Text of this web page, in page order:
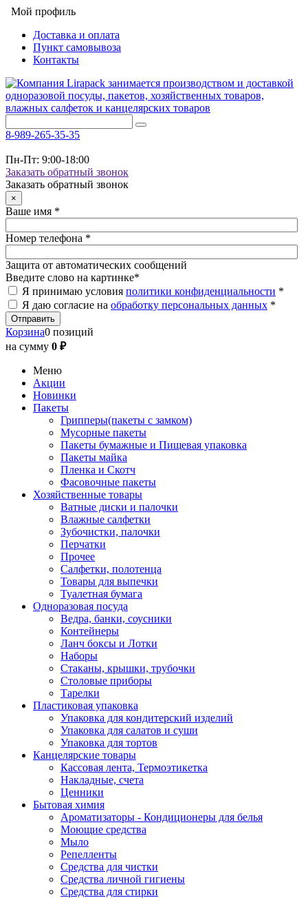
Мой профиль
Доставка и оплата
Пункт самовывоза
Контакты
8-989-265-35-35
Пн-Пт: 9:00-18:00
Заказать обратный звонок
Заказать обратный звонок
×
Ваше имя *
Номер телефона *
Защита от автоматических сообщений
Введите слово на картинке*
Я принимаю условия политики конфиденциальности *
Я даю согласие на обработку персональных данных *
Корзина0 позиций
на сумму 0 ₽
Меню
Акции
Новинки
Пакеты
Грипперы(пакеты с замком)
Мусорные пакеты
Пакеты бумажные и Пищевая упаковка
Пакеты майка
Пленка и Скотч
Фасовочные пакеты
Хозяйственные товары
Ватные диски и палочки
Влажные салфетки
Зубочистки, палочки
Перчатки
Прочее
Салфетки, полотенца
Товары для выпечки
Туалетная бумага
Одноразовая посуда
Ведра, банки, соусники
Контейнеры
Ланч боксы и Лотки
Наборы
Стаканы, крышки, трубочки
Столовые приборы
Тарелки
Пластиковая упаковка
Упаковка для кондитерский изделий
Упаковка для салатов и суши
Упаковка для тортов
Канцелярские товары
Кассовая лента, Термоэтикетка
Накладные, счета
Ценники
Бытовая химия
Ароматизаторы - Кондиционеры для белья
Моющие средства
Мыло
Репелленты
Средства для чистки
Средства личной гигиены
Средства для стирки